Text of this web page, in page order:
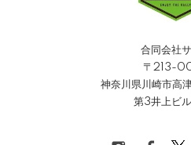
合同会社
〒213-
神奈川県川崎市高
第3井上ビ